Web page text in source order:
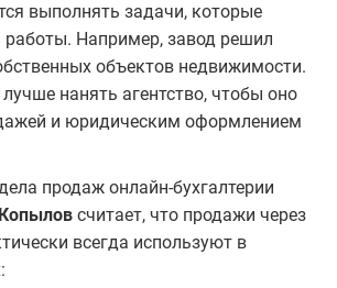
выполнять задачи, которые
Например, завод решил
объектов недвижимости.
нанять агентство, чтобы оно
и юридическим оформлением
продаж онлайн-бухгалтерии
считает, что продажи через
всегда используют в